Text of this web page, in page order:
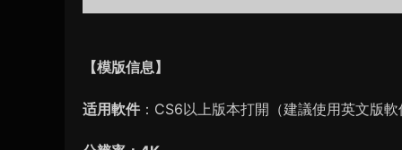
【模版信息】
适用軟件：CS6以上版本打開（建議使用英文版